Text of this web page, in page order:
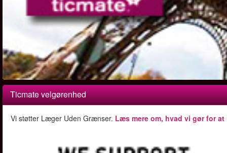
Ticmate velgørenhed
Vi støtter Læger Uden Grænser. Læs mere om, hvad vi gør for